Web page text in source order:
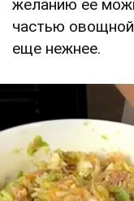
желанию ее
частью
еще нежнее.